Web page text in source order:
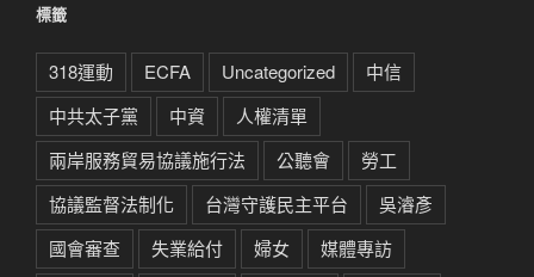
標籤
318運動 ECFA Uncategorized
中信
中共太子黨
中資
人權清單
兩岸服務貿易協議施行法
公聽會
勞工
協議監督法制化
台灣守護民主平台
吳濬彥
國會審查
失業給付 婦女
媒體專訪